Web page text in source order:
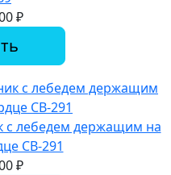
₽
с лебедем держащим на
СВ-291
₽